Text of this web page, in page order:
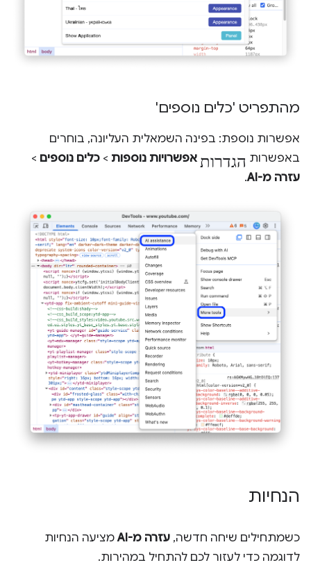
מהתפריט 'כלים נוספים'
אפשרות נוספת: בפינה השמאלית העליונה, בוחרים
באפשרות הגדרות אפשרויות נוספות > כלים נוספים >
עזרה מ-AI
.
הנחיות
כשמתחילים שיחה חדשה, עזרה מ-AI
מציעה הנחיות
לדוגמה כדי לעזור לכם להתחיל במהירות.